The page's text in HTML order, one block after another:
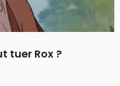
tuer Rox ?